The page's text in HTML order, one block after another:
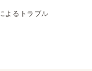
よるトラブル